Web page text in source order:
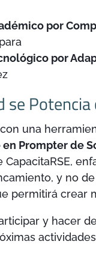
por
por
se Potencia
una
Prompter de
CapacitaRSE,
y no
permitirá crear
y hacer